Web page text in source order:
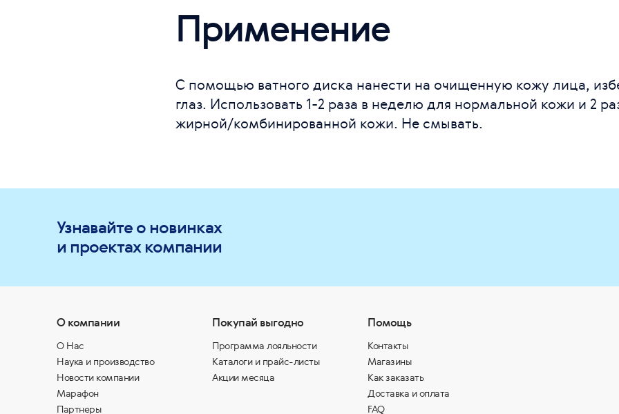
Применение
С помощью ватного диска нанести на очищенную кожу лица,
глаз. Использовать 1-2 раза в неделю для нормальной кожи и 2
жирной/комбинированной кожи. Не смывать.
Узнавайте о новинках
и проектах компании
О компании
О Нас
Наука и производство
Новости компании
Марафон
Партнеры
Покупай выгодно
Программа лояльности
Каталоги и прайс-листы
Акции месяца
Помощь
Контакты
Магазины
Как заказать
Доставка и оплата
FAQ